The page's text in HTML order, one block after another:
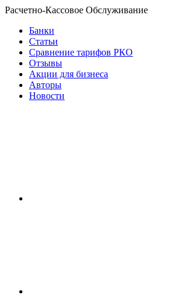
Расчетно-Кассовое Обслуживание
Банки
Статьи
Сравнение тарифов РКО
Отзывы
Акции для бизнеса
Авторы
Новости